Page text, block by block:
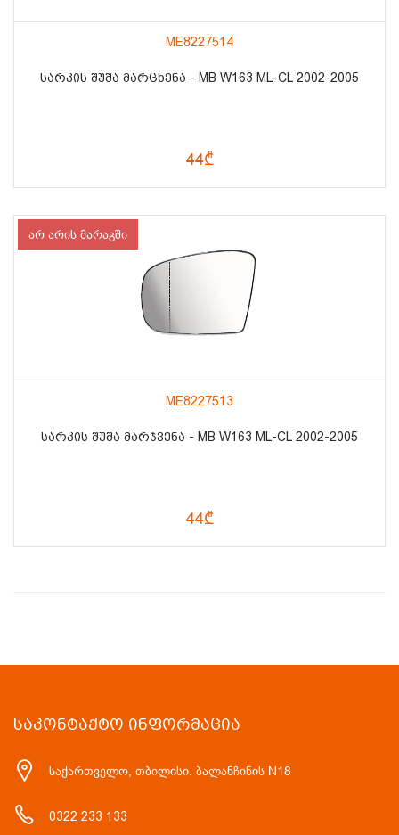
ME8227514
ᲡᲐᲠᲙᲘᲡ ᲨᲣᲨᲐ ᲛᲐᲠᲪᲮᲔᲜᲐ - MB W163 ML-CL 2002-2005
44₾
არ არის მარაგში
ME8227513
ᲡᲐᲠᲙᲘᲡ ᲨᲣᲨᲐ ᲛᲐᲠᲯᲕᲔᲜᲐ - MB W163 ML-CL 2002-2005
44₾
ᲡᲐᲙᲝᲜᲢᲐᲥᲢᲝ ᲘᲜᲤᲝᲠᲛᲐᲪᲘᲐ
საქართველო, თბილისი. ბალანჩინის N18
0322 233 133